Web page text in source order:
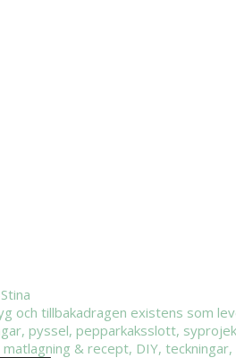
och tillbakadragen existens som
pyssel, pepparkaksslott,
& recept, DIY,